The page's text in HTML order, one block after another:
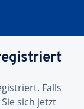
Falls
sich jetzt